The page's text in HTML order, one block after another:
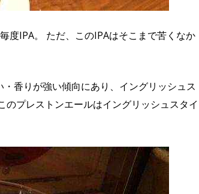
度IPA。 ただ、このIPAはそこまで苦くなか
香りが強い傾向にあり、イングリッシュス
プレストンエールはイングリッシュスタイ